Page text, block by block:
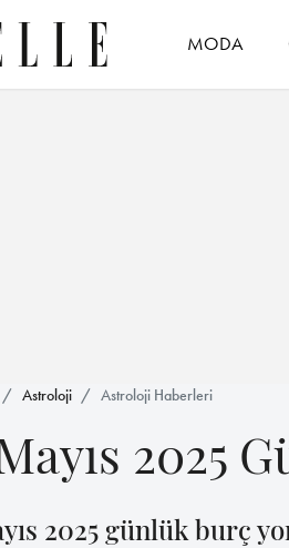
MODA
Astroloji Astroloji Haberleri
2025
2025 günlük burç